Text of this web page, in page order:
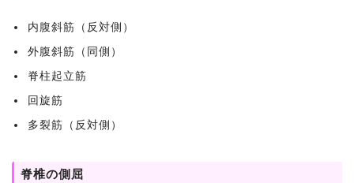
内腹斜筋（反対側）
外腹斜筋（同側）
脊柱起立筋
回旋筋
多裂筋（反対側）
脊椎の側屈